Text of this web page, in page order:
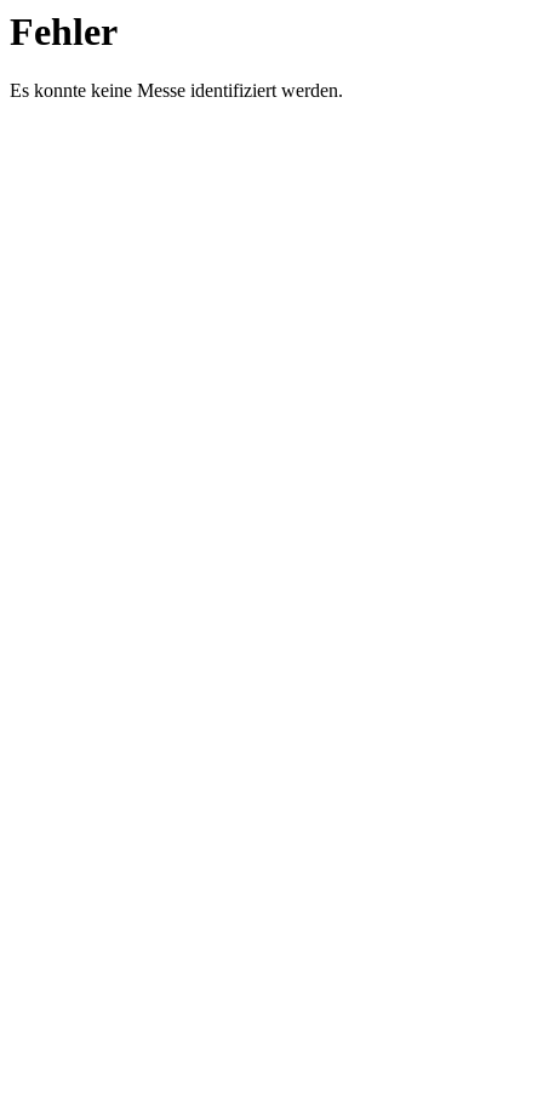
Fehler
Es konnte keine Messe identifiziert werden.